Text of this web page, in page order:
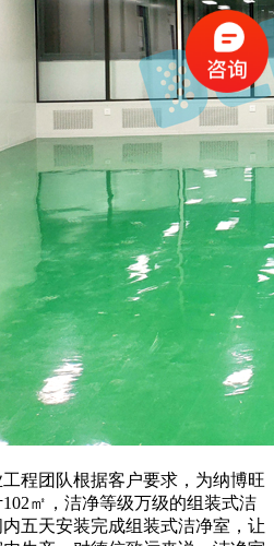
程团队根据客户要求，为纳博旺
㎡，洁净等级万级的组装式洁
五天安装完成组装式洁净室，让